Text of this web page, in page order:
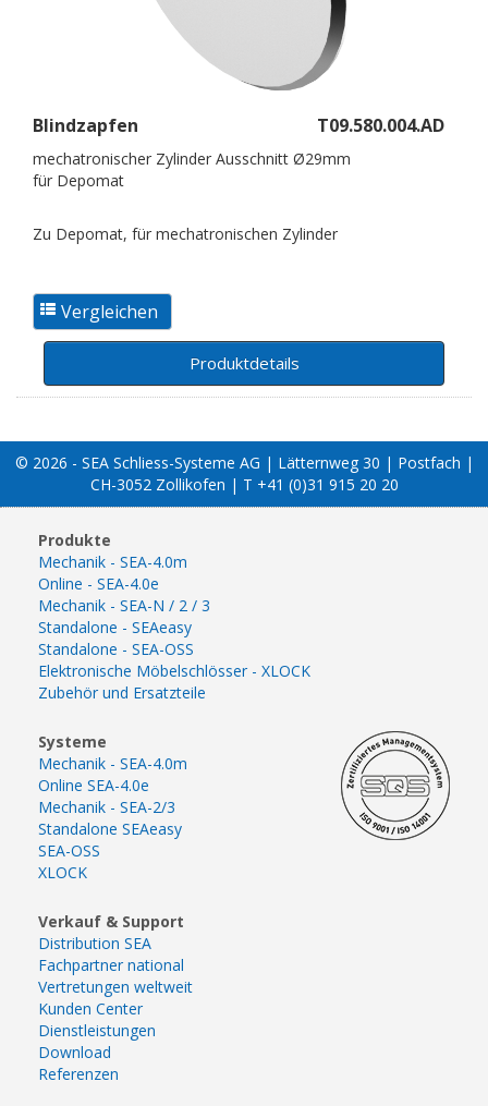
Blindzapfen T09.580.004.AD
mechatronischer Zylinder Ausschnitt Ø29mm
für Depomat
Zu Depomat, für mechatronischen Zylinder
Produktdetails
© 2026 - SEA Schliess-Systeme AG | Lätternweg 30 | Postfach |
CH-3052 Zollikofen | T +41 (0)31 915 20 20
Produkte
Mechanik - SEA-4.0m
Online - SEA-4.0e
Mechanik - SEA-N / 2 / 3
Standalone - SEAeasy
Standalone - SEA-OSS
Elektronische Möbelschlösser - XLOCK
Zubehör und Ersatzteile
Systeme
Mechanik - SEA-4.0m
Online SEA-4.0e
Mechanik - SEA-2/3
Standalone SEAeasy
SEA-OSS
XLOCK
Verkauf & Support
Distribution SEA
Fachpartner national
Vertretungen weltweit
Kunden Center
Dienstleistungen
Download
Referenzen